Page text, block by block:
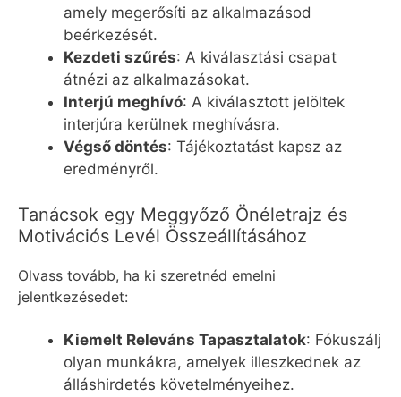
amely megerősíti az alkalmazásod
beérkezését.
Kezdeti szűrés: A kiválasztási csapat
átnézi az alkalmazásokat.
Interjú meghívó: A kiválasztott jelöltek
interjúra kerülnek meghívásra.
Végső döntés: Tájékoztatást kapsz az
eredményről.
Tanácsok egy Meggyőző Önéletrajz és
Motivációs Levél Összeállításához
Olvass tovább, ha ki szeretnéd emelni
jelentkezésedet:
Kiemelt Releváns Tapasztalatok: Fókuszálj
olyan munkákra, amelyek illeszkednek az
álláshirdetés követelményeihez.